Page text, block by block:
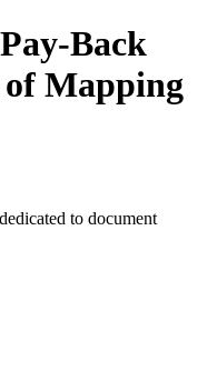
Back
of Mapping
to document